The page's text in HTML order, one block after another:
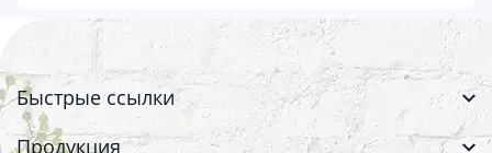
Быстрые ссылки
Продукция